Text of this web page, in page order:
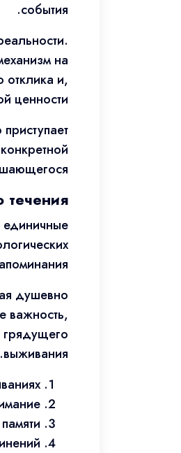
события.
на
отклика и,
ценности.
единичные
душевно
важность,
грядущего
выживания.